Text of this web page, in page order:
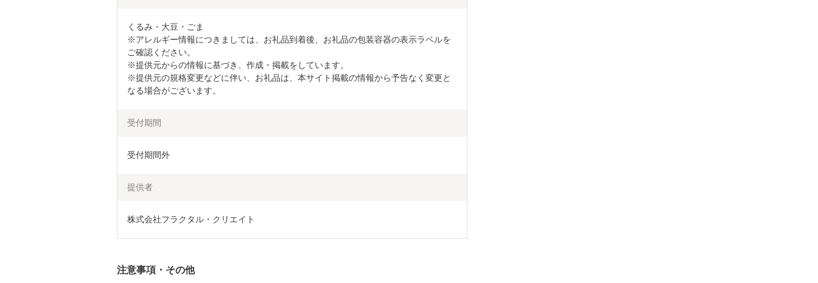
くるみ・大豆・ごま
※アレルギー情報につきましては、お礼品到着後、お礼品の包装容器の表示ラベルを
ご確認ください。
※提供元からの情報に基づき、作成・掲載をしています。
※提供元の規格変更などに伴い、お礼品は、本サイト掲載の情報から予告なく変更と
なる場合がございます。
受付期間
受付期間外
提供者
株式会社フラクタル・クリエイト
注意事項・その他